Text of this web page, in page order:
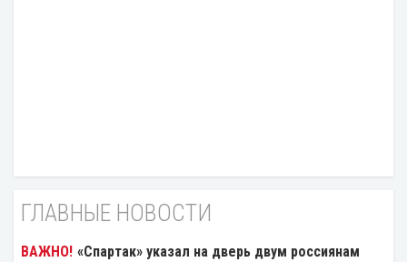
ГЛАВНЫЕ НОВОСТИ
«Спартак» указал на дверь двум россиянам